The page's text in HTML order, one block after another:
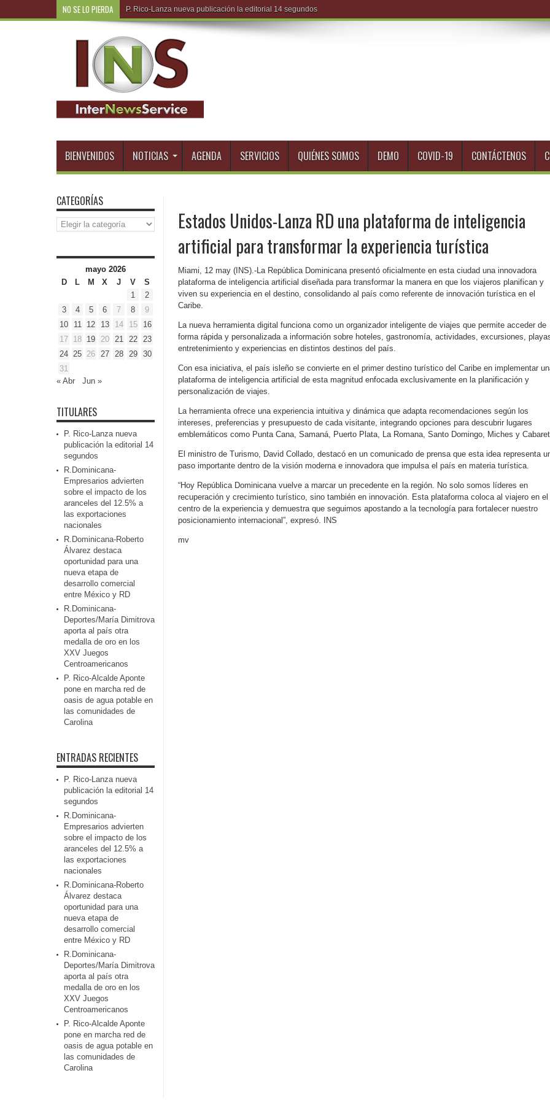
NO SE LO PIERDA R.D
BIENVENIDOS NOTICIAS AGENDA SERVICIOS QUIÉNES SOMOS DEMO COVID-19 CONTÁCTENOS
Estados Unidos-Lanza RD una plataforma de inteligencia
artificial para transformar la experiencia turística
Miami, 12 may (INS).-La República Dominicana presentó oficialmente en esta ciudad una innovadora
plataforma de inteligencia artificial diseñada para transformar la manera en que los viajeros planifican y
viven su experiencia en el destino, consolidando al país como referente de innovación turística en el
Caribe.
La nueva herramienta digital funciona como un organizador inteligente de viajes que permite acceder de
forma rápida y personalizada a información sobre hoteles, gastronomía, actividades, excursiones,
entretenimiento y experiencias en distintos destinos del país.
Con esa iniciativa, el país isleño se convierte en el primer destino turístico del Caribe en implementar
plataforma de inteligencia artificial de esta magnitud enfocada exclusivamente en la planificación y
personalización de viajes.
La herramienta ofrece una experiencia intuitiva y dinámica que adapta recomendaciones según los
intereses, preferencias y presupuesto de cada visitante, integrando opciones para descubrir lugares
emblemáticos como Punta Cana, Samaná, Puerto Plata, La Romana, Santo Domingo, Miches y
El ministro de Turismo, David Collado, destacó en un comunicado de prensa que esta idea representa
paso importante dentro de la visión moderna e innovadora que impulsa el país en materia turística.
“Hoy República Dominicana vuelve a marcar un precedente en la región. No solo somos líderes en
recuperación y crecimiento turístico, sino también en innovación. Esta plataforma coloca al viajero en el
centro de la experiencia y demuestra que seguimos apostando a la tecnología para fortalecer nuestro
posicionamiento internacional”, expresó. INS
mv
CATEGORÍAS
Categorías
mayo 2026
D
L M X J V
S
1
2
3
4 5 6 7 8
9
10
11 12 13 14 15
16
17 18 19 20 21 22
23
24 25 26 27 28 29
30
31
« Abr
Jun »
TITULARES
P. Rico-Lanza nueva
publicación la editorial 14
segundos
R.Dominicana-
Empresarios advierten
sobre el impacto de los
aranceles del 12.5% a
las exportaciones
nacionales
R.Dominicana-Roberto
Álvarez destaca
oportunidad para una
nueva etapa de
desarrollo comercial
entre México y RD
R.Dominicana-
Deportes/María Dimitrova
aporta al país otra
medalla de oro en los
XXV Juegos
Centroamericanos
P. Rico-Alcalde Aponte
pone en marcha red de
oasis de agua potable en
las comunidades de
Carolina
ENTRADAS RECIENTES
P. Rico-Lanza nueva
publicación la editorial 14
segundos
R.Dominicana-
Empresarios advierten
sobre el impacto de los
aranceles del 12.5% a
las exportaciones
nacionales
R.Dominicana-Roberto
Álvarez destaca
oportunidad para una
nueva etapa de
desarrollo comercial
entre México y RD
R.Dominicana-
Deportes/María Dimitrova
aporta al país otra
medalla de oro en los
XXV Juegos
Centroamericanos
P. Rico-Alcalde Aponte
pone en marcha red de
oasis de agua potable en
las comunidades de
Carolina